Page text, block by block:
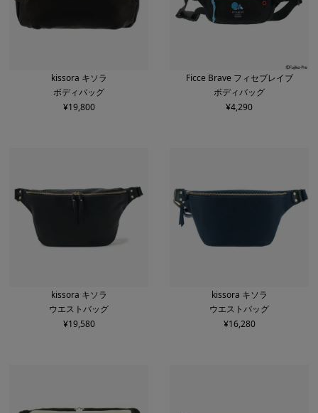
kissora キソラ
ボディバッグ
¥19,800
Ficce Brave フィセブレイブ
ボディバッグ
¥4,290
kissora キソラ
ウエストバッグ
¥19,580
kissora キソラ
ウエストバッグ
¥16,280